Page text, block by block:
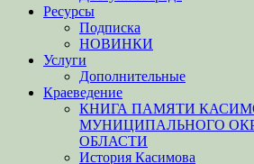
Ресурсы
Подписка
НОВИНКИ
Услуги
Дополнительные
Краеведение
КНИГА ПАМЯТИ
МУНИЦИПАЛЬНОГО
ОБЛАСТИ
История Касимова